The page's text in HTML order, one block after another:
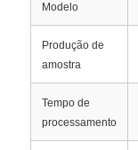
Modelo
Produção de
amostra
Tempo de
processamento